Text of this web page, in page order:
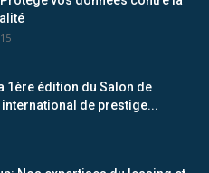
1ère édition du Salon de
international de prestige...